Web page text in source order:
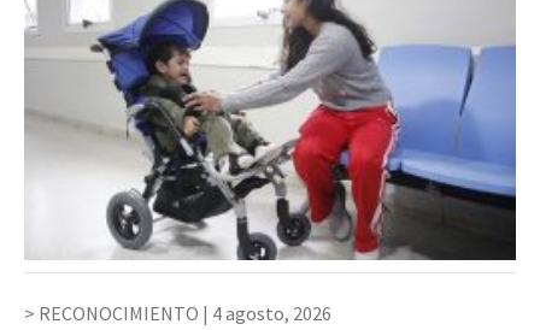
RECONOCIMIENTO | 4 agosto, 2026